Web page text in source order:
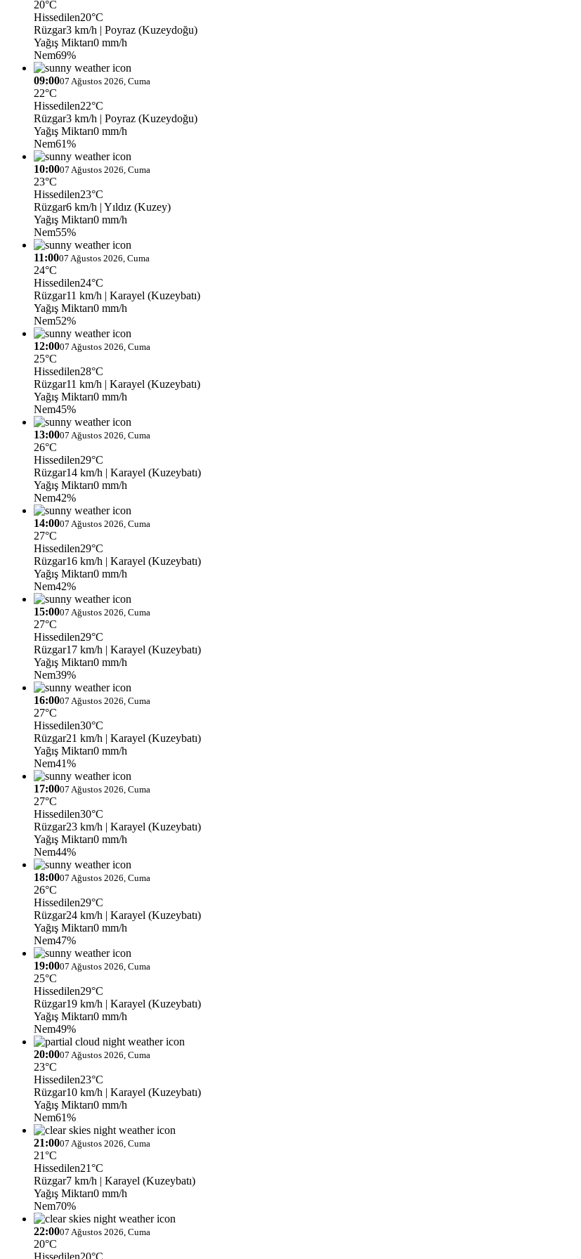
20°C
Hissedilen20°C
Rüzgar3 km/h | Poyraz (Kuzeydoğu)
Yağış Miktarı0 mm/h
Nem69%
09:0007 Ağustos 2026, Cuma
22°C
Hissedilen22°C
Rüzgar3 km/h | Poyraz (Kuzeydoğu)
Yağış Miktarı0 mm/h
Nem61%
10:0007 Ağustos 2026, Cuma
23°C
Hissedilen23°C
Rüzgar6 km/h | Yıldız (Kuzey)
Yağış Miktarı0 mm/h
Nem55%
11:0007 Ağustos 2026, Cuma
24°C
Hissedilen24°C
Rüzgar11 km/h | Karayel (Kuzeybatı)
Yağış Miktarı0 mm/h
Nem52%
12:0007 Ağustos 2026, Cuma
25°C
Hissedilen28°C
Rüzgar11 km/h | Karayel (Kuzeybatı)
Yağış Miktarı0 mm/h
Nem45%
13:0007 Ağustos 2026, Cuma
26°C
Hissedilen29°C
Rüzgar14 km/h | Karayel (Kuzeybatı)
Yağış Miktarı0 mm/h
Nem42%
14:0007 Ağustos 2026, Cuma
27°C
Hissedilen29°C
Rüzgar16 km/h | Karayel (Kuzeybatı)
Yağış Miktarı0 mm/h
Nem42%
15:0007 Ağustos 2026, Cuma
27°C
Hissedilen29°C
Rüzgar17 km/h | Karayel (Kuzeybatı)
Yağış Miktarı0 mm/h
Nem39%
16:0007 Ağustos 2026, Cuma
27°C
Hissedilen30°C
Rüzgar21 km/h | Karayel (Kuzeybatı)
Yağış Miktarı0 mm/h
Nem41%
17:0007 Ağustos 2026, Cuma
27°C
Hissedilen30°C
Rüzgar23 km/h | Karayel (Kuzeybatı)
Yağış Miktarı0 mm/h
Nem44%
18:0007 Ağustos 2026, Cuma
26°C
Hissedilen29°C
Rüzgar24 km/h | Karayel (Kuzeybatı)
Yağış Miktarı0 mm/h
Nem47%
19:0007 Ağustos 2026, Cuma
25°C
Hissedilen29°C
Rüzgar19 km/h | Karayel (Kuzeybatı)
Yağış Miktarı0 mm/h
Nem49%
20:0007 Ağustos 2026, Cuma
23°C
Hissedilen23°C
Rüzgar10 km/h | Karayel (Kuzeybatı)
Yağış Miktarı0 mm/h
Nem61%
21:0007 Ağustos 2026, Cuma
21°C
Hissedilen21°C
Rüzgar7 km/h | Karayel (Kuzeybatı)
Yağış Miktarı0 mm/h
Nem70%
22:0007 Ağustos 2026, Cuma
20°C
Hissedilen20°C